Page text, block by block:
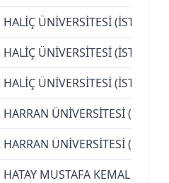
HALİÇ ÜNİVERSİTESİ
HALİÇ ÜNİVERSİTESİ
HALİÇ ÜNİVERSİTESİ
HARRAN ÜNİVERSİTESİ
HARRAN ÜNİVERSİTESİ
HATAY MUSTAFA KEMAL